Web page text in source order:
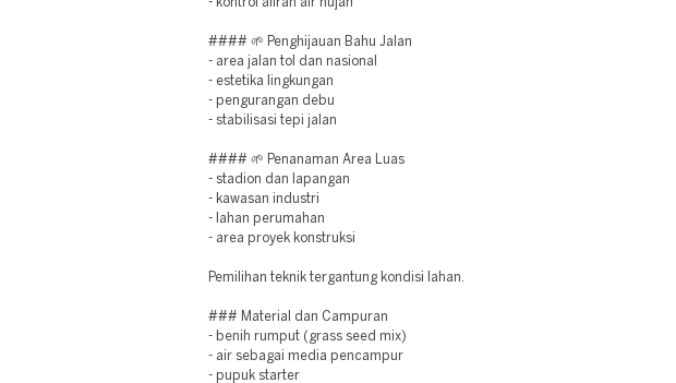
- kontrol aliran air hujan
#### 🌱 Penghijauan Bahu Jalan
- area jalan tol dan nasional
- estetika lingkungan
- pengurangan debu
- stabilisasi tepi jalan
#### 🌱 Penanaman Area Luas
- stadion dan lapangan
- kawasan industri
- lahan perumahan
- area proyek konstruksi
Pemilihan teknik tergantung kondisi lahan.
### Material dan Campuran
- benih rumput (grass seed mix)
- air sebagai media pencampur
- pupuk starter